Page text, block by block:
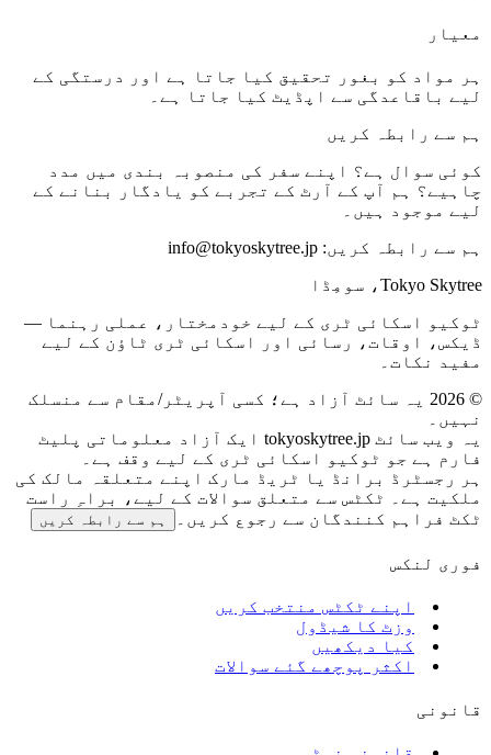
معیار
ہر مواد کو بغور تحقیق کیا جاتا ہے اور درستگی کے
لیے باقاعدگی سے اپڈیٹ کیا جاتا ہے۔
ہم سے رابطہ کریں
کوئی سوال ہے؟ اپنے سفر کی منصوبہ بندی میں مدد
چاہیے؟ ہم آپ کے آرٹ کے تجربے کو یادگار بنانے کے
لیے موجود ہیں۔
ہم سے رابطہ کریں: info@tokyoskytree.jp
Tokyo Skytree، سومِڈا
ٹوکیو اسکائی ٹری کے لیے خودمختار، عملی رہنما —
ڈیکس، اوقات، رسائی اور اسکائی ٹری ٹاؤن کے لیے
مفید نکات۔
©
2026 یہ سائٹ آزاد ہے؛ کسی آپریٹر/مقام سے منسلک
نہیں۔
یہ ویب سائٹ tokyoskytree.jp ایک آزاد معلوماتی پلیٹ
فارم ہے جو ٹوکیو اسکائی ٹری کے لیے وقف ہے۔
ہر رجسٹرڈ برانڈ یا ٹریڈ مارک اپنے متعلقہ مالک کی
ملکیت ہے۔ ٹکٹس سے متعلق سوالات کے لیے، براہِ راست
ٹکٹ فراہم کنندگان سے رجوع کریں۔
ہم سے رابطہ کریں
فوری لنکس
اپنے ٹکٹس منتخب کریں
وزٹ کا شیڈول
کیا دیکھیں
اکثر پوچھے گئے سوالات
قانونی